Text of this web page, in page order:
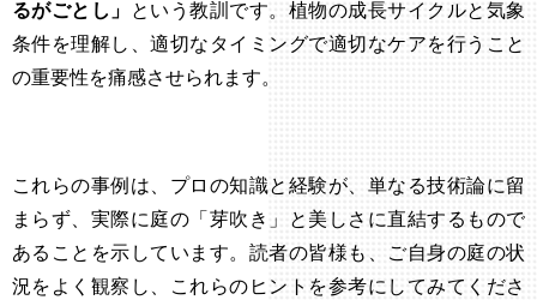
るがごとし」 という教訓です。植物の成長サイクルと気象
条件を理解し、適切なタイミングで適切なケアを行うこと
の重要性を痛感させられます。
これらの事例は、プロの知識と経験が、単なる技術論に留
まらず、実際に庭の「芽吹き」と美しさに直結するもので
あることを示しています。読者の皆様も、ご自身の庭の状
況をよく観察し、これらのヒントを参考にしてみてくださ